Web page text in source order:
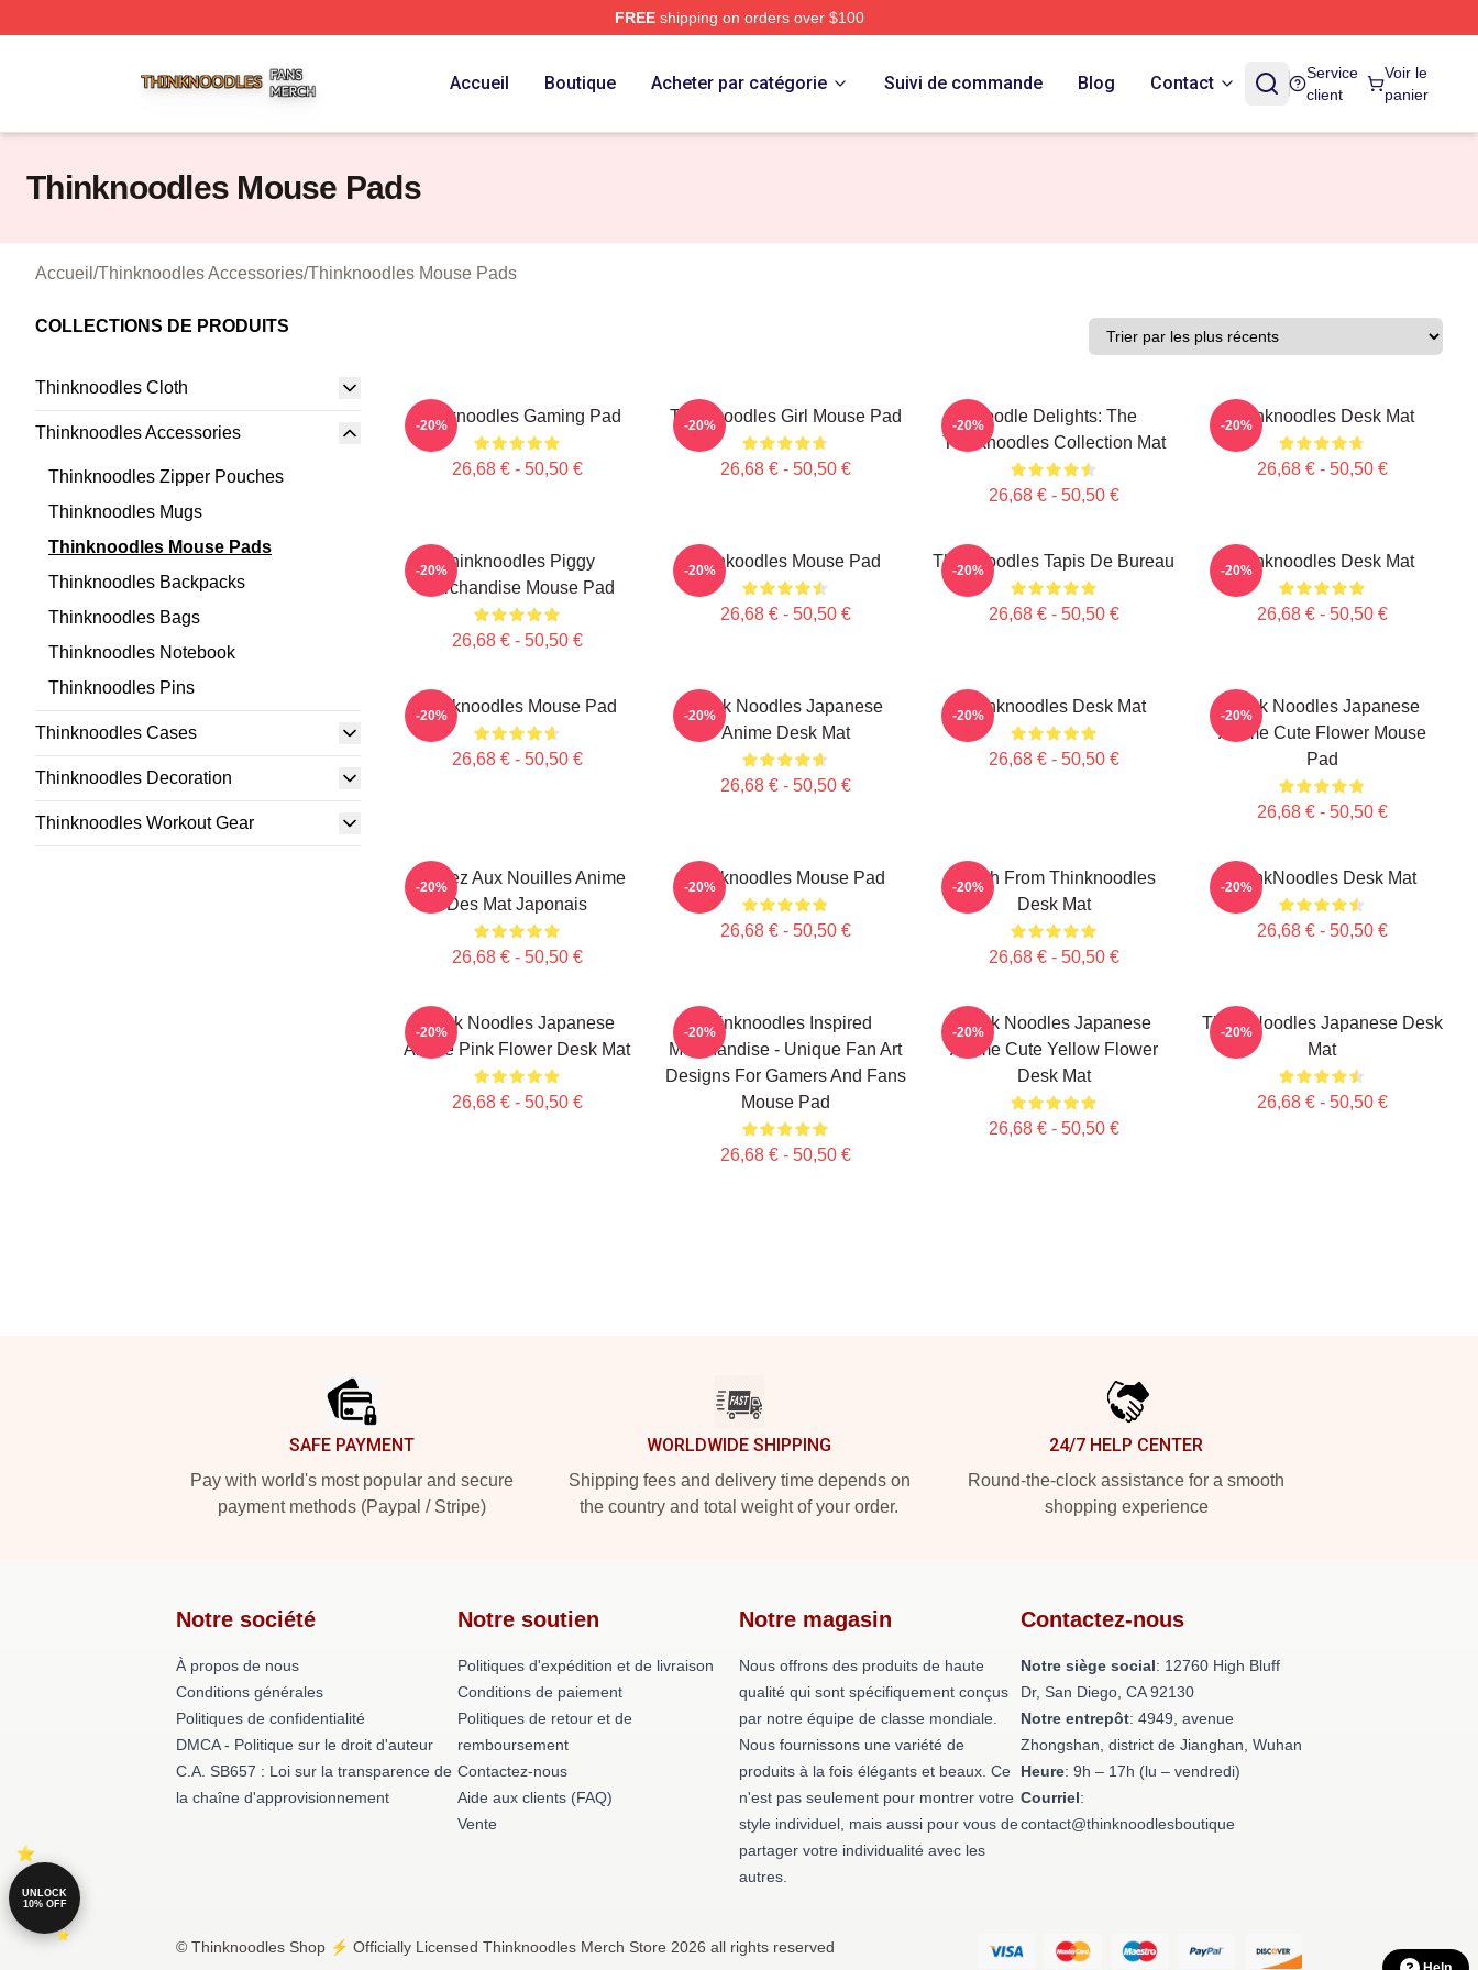
FREEshipping on orders over $100
Accueil Boutique Acheter par catégorie Suivi de commande Blog Contact
Service
client
Voir le
panier
Thinknoodles Mouse Pads
Accueil /Thinknoodles Accessories/Thinknoodles Mouse Pads
COLLECTIONS DE PRODUITS
Thinknoodles Cloth
Thinknoodles Accessories
Thinknoodles Zipper Pouches
Thinknoodles Mugs
Thinknoodles Mouse Pads
Thinknoodles Backpacks
Thinknoodles Bags
Thinknoodles Notebook
Thinknoodles Pins
Thinknoodles Cases
Thinknoodles Decoration
Thinknoodles Workout Gear
Thinknoodles Gaming Pad
26,68 € - 50,50 €
-20% Thinknoodles Girl Mouse Pad
26,68 € - 50,50 €
-20%
Noodle Delights: The
Thinknoodles Collection Mat
26,68 € - 50,50 €
-20% Thinknoodles Desk Mat
26,68 € - 50,50 €
-20%
Thinknoodles Piggy
Merchandise Mouse Pad
26,68 € - 50,50 €
-20% Thinkoodles Mouse Pad
26,68 € - 50,50 €
-20% Thinknoodles Tapis De Bureau
26,68 € - 50,50 €
-20% Thinknoodles Desk Mat
26,68 € - 50,50 €
-20%
Thinknoodles Mouse Pad
26,68 € - 50,50 €
-20%
Think Noodles Japanese
Anime Desk Mat
26,68 € - 50,50 €
-20% Thinknoodles Desk Mat
26,68 € - 50,50 €
-20%
Think Noodles Japanese
Anime Cute Flower Mouse
Pad
26,68 € - 50,50 €
-20%
Pensez Aux Nouilles Anime
Des Mat Japonais
26,68 € - 50,50 €
-20% Thinknoodles Mouse Pad
26,68 € - 50,50 €
-20%
Merch From Thinknoodles
Desk Mat
26,68 € - 50,50 €
-20% ThinkNoodles Desk Mat
26,68 € - 50,50 €
-20%
Think Noodles Japanese
Anime Pink Flower Desk Mat
26,68 € - 50,50 €
-20%
Thinknoodles Inspired
Merchandise - Unique Fan Art
Designs For Gamers And Fans
Mouse Pad
26,68 € - 50,50 €
-20%
Think Noodles Japanese
Anime Cute Yellow Flower
Desk Mat
26,68 € - 50,50 €
-20%
Think Noodles Japanese Desk
Mat
26,68 € - 50,50 €
-20%
SAFE PAYMENT
Pay with world's most popular and secure
payment methods (Paypal / Stripe)
WORLDWIDE SHIPPING
Shipping fees and delivery time depends on
the country and total weight of your order.
24/7 HELP CENTER
Round-the-clock assistance for a smooth
shopping experience
Notre société
À propos de nous
Conditions générales
Politiques de confidentialité
DMCA - Politique sur le droit d'auteur
C.A. SB657 : Loi sur la transparence de
la chaîne d'approvisionnement
Notre soutien
Politiques d'expédition et de livraison
Conditions de paiement
Politiques de retour et de
remboursement
Contactez-nous
Aide aux clients (FAQ)
Vente
Notre magasin
Nous offrons des produits de haute
qualité qui sont spécifiquement conçus
par notre équipe de classe mondiale.
Nous fournissons une variété de
produits à la fois élégants et beaux. Ce
n'est pas seulement pour montrer votre
style individuel, mais aussi pour vous de
partager votre individualité avec les
autres.
Contactez-nous
Notre siège social: 12760 High Bluff
Dr, San Diego, CA 92130
Notre entrepôt: 4949, avenue
Zhongshan, district de Jianghan, Wuhan
Heure: 9h – 17h (lu – vendredi)
Courriel:
contact@thinknoodlesboutique
© Thinknoodles Shop ⚡️ Officially Licensed Thinknoodles Merch Store 2026 all rights reserved
UNLOCK
10% OFF